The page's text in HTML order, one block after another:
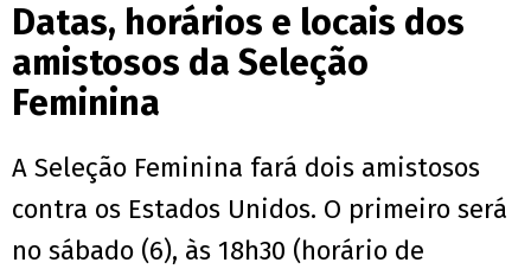
Datas, horários e locais dos
amistosos da Seleção
Feminina
A Seleção Feminina fará dois amistosos
contra os Estados Unidos. O primeiro será
no sábado (6), às 18h30 (horário de